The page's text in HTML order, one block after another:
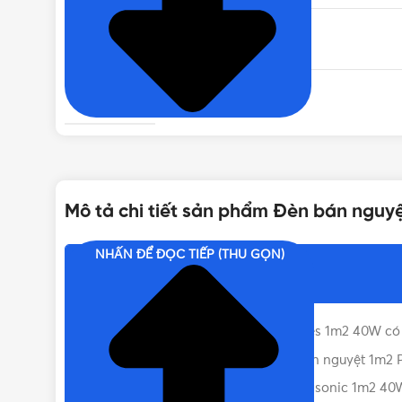
NHIỆT ĐỘ MÀU
MÀU SẮC
ĐÓNG GÓI
Mô tả chi tiết sản phẩm Đèn bán
Nội dung chính
Đèn bán nguyệt Panasonic V-Series 1m2 40W
Đặc điểm nổi bật của Đèn LED bán nguyệt 1m2
Liên hệ mua Đèn bán nguyệt Panasonic 1m2
NHẤN ĐỂ ĐỌC TIẾP (THU GỌN)